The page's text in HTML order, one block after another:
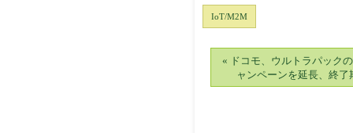
IoT/M2M
« ドコモ、ウルトラパック
ャンペーンを延長、終